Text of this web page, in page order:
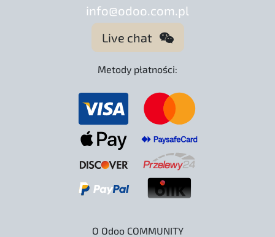
info@odoo.com.pl
Live chat
Metody płatności:
O Odoo COMMUNITY